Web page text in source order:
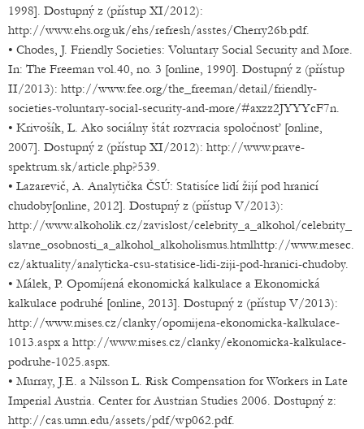
1998]. Dostupný z (přístup XI/2012):
http://www.ehs.org.uk/ehs/refresh/asstes/Cherry26b.pdf.
• Chodes, J. Friendly Societies: Voluntary Social Security and More.
In: The Freeman vol.40, no. 3 [online, 1990]. Dostupný z (přístup
II/2013): http://www.fee.org/the_freeman/detail/friendly-
societies-voluntary-social-security-and-more/#axzz2JYYYcF7n.
• Krivošík, L. Ako sociálny štát rozvracia spoločnosť [online,
2007]. Dostupný z (přístup XI/2012): http://www.prave-
spektrum.sk/article.php?539.
• Lazarevič, A. Analytička ČSÚ: Statisíce lidí žijí pod hranicí
chudoby[online, 2012]. Dostupný z (přístup V/2013):
http://www.alkoholik.cz/zavislost/celebrity_a_alkohol/celebrity_
slavne_osobnosti_a_alkohol_alkoholismus.htmlhttp://www.mesec.
cz/aktuality/analyticka-csu-statisice-lidi-ziji-pod-hranici-chudoby.
• Málek, P. Opomíjená ekonomická kalkulace a Ekonomická
kalkulace podruhé [online, 2013]. Dostupný z (přístup V/2013):
http://www.mises.cz/clanky/opomijena-ekonomicka-kalkulace-
1013.aspx a http://www.mises.cz/clanky/ekonomicka-kalkulace-
podruhe-1025.aspx.
• Murray, J.E. a Nilsson L. Risk Compensation for Workers in Late
Imperial Austria. Center for Austrian Studies 2006. Dostupný z:
http://cas.umn.edu/assets/pdf/wp062.pdf.